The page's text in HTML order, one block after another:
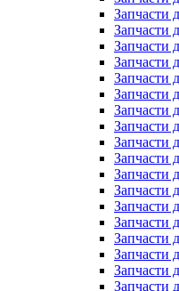
Запчасти
Запчасти
Запчасти
Запчасти
Запчасти
Запчасти
Запчасти
Запчасти
Запчасти
Запчасти
Запчасти
Запчасти
Запчасти
Запчасти
Запчасти
Запчасти
Запчасти
Запчасти